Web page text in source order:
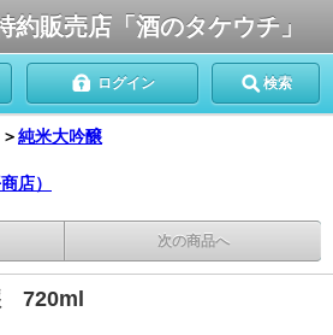
約販売店「酒のタケウチ」
ログイン 検索
＞純米大吟醸
店）
次の商品へ
720ml